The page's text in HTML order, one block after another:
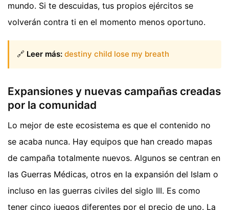
mundo. Si te descuidas, tus propios ejércitos se
volverán contra ti en el momento menos oportuno.
🔗 Leer más: destiny child lose my breath
Expansiones y nuevas campañas creadas
por la comunidad
Lo mejor de este ecosistema es que el contenido no
se acaba nunca. Hay equipos que han creado mapas
de campaña totalmente nuevos. Algunos se centran en
las Guerras Médicas, otros en la expansión del Islam o
incluso en las guerras civiles del siglo III. Es como
tener cinco juegos diferentes por el precio de uno. La